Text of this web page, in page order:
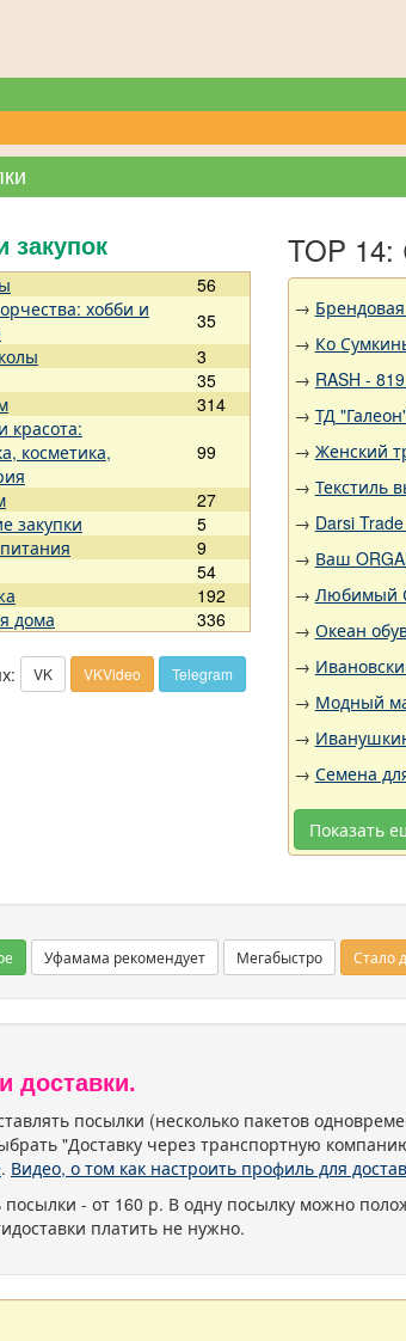
закупок
56
хобби и
35
3
35
314
красота:
косметика,
99
27
закупки
5
9
54
192
дома
336
VK VKVideo Telegram
TOP
→
→ Ко
→ RASH -
→ ТД
→ Женский
→ Текстиль
→ Darsi
→ Ваш
→ Любимый
→ Океан
→
→ Модный
→
→ Семена
Показать
Уфамама рекомендует Мегабыстро Стало
доставки.
посылки (несколько пакетов
"Доставку через транспортную
. Видео, о том как настроить профиль для
посылки - от 160 р. В одну посылку можно
платить не нужно.